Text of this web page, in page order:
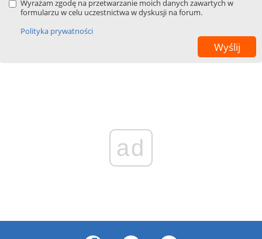
Wyrażam zgodę na przetwarzanie moich danych zawartych w
formularzu w celu uczestnictwa w dyskusji na forum.
Polityka prywatności
ad